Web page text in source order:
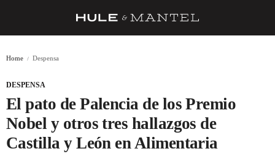
BARRAS Y ESTRELLAS
DÓNDE COMER
Home Despensa
DESPENSA
El pato de Palencia de los Premio
Nobel y otros tres hallazgos de
Castilla y León en Alimentaria